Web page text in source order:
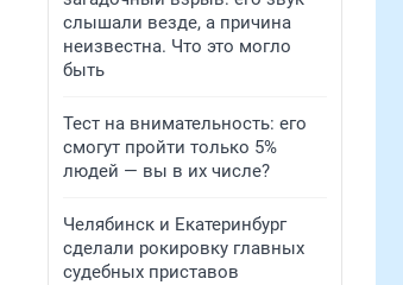
слышали везде, а причина
неизвестна. Что это могло
быть
Тест на внимательность: его
смогут пройти только 5%
людей — вы в их числе?
Челябинск и Екатеринбург
сделали рокировку главных
судебных приставов